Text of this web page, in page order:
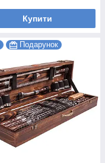
Купити
Подарунок